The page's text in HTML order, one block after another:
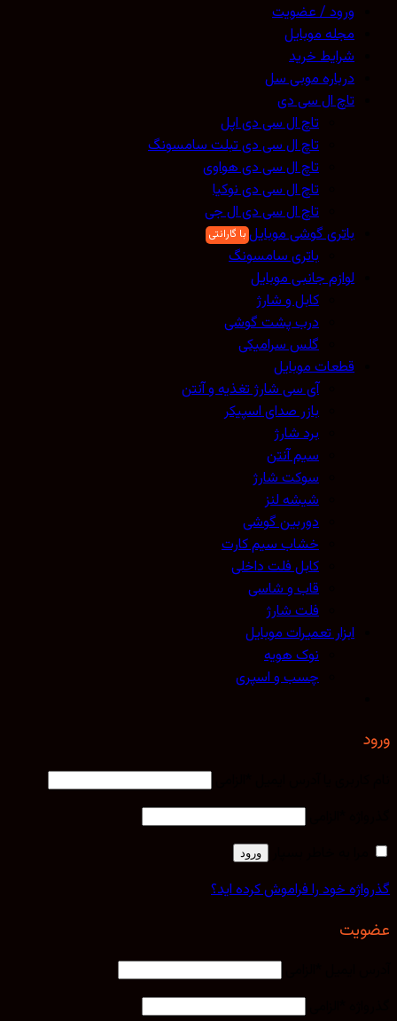
ورود / عضویت
مجله موبایل
شرایط خرید
درباره موبی سل
تاچ ال سی دی
تاچ ال سی دی اپل
تاچ ال سی دی تبلت سامسونگ
تاچ ال سی دی هواوی
تاچ ال سی دی نوکیا
تاچ ال سی دی ال جی
باتری گوشی موبایل
باتری سامسونگ
لوازم جانبی موبایل
کابل و شارژ
درب پشت گوشی
گلس سرامیکی
قطعات موبایل
آی سی شارژ تغذیه و آنتن
بازر صدای اسپیکر
برد شارژ
سیم آنتن
سوکت شارژ
شیشه لنز
دوربین گوشی
خشاب سیم کارت
کابل فلت داخلی
قاب و شاسی
فلت شارژ
ابزار تعمیرات موبایل
نوک هویه
چسب و اسپری
مرا به خاطر بسپار
خود را فراموش کرده اید؟